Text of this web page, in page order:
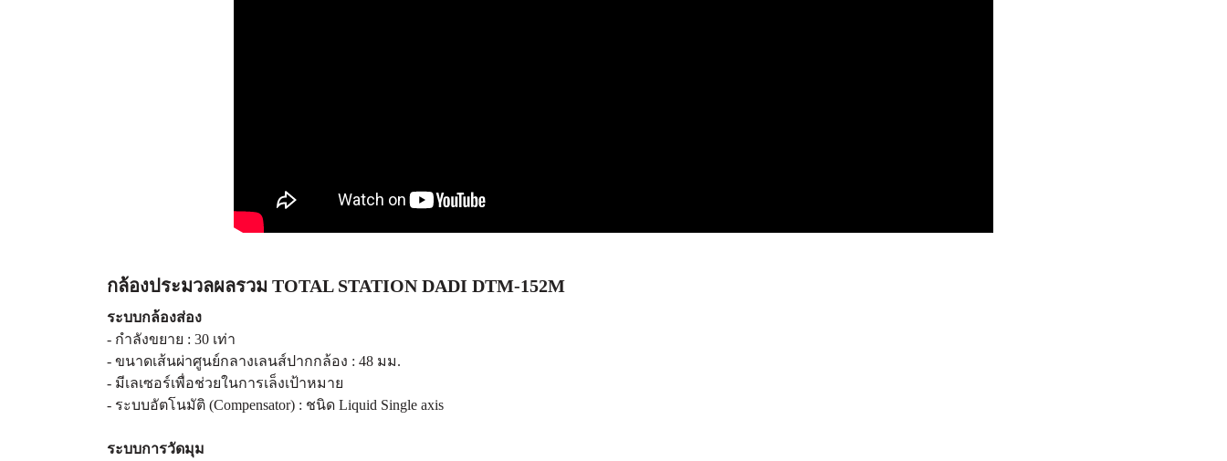
กล้องประมวลผลรวม TOTAL STATION DADI DTM-152M
ระบบกล้องส่อง
- กำลังขยาย : 30 เท่า
- ขนาดเส้นผ่าศูนย์กลางเลนส์ปากกล้อง : 48 มม.
- มีเลเซอร์เพื่อช่วยในการเล็งเป้าหมาย
- ระบบอัตโนมัติ (Compensator) : ชนิด Liquid Single axis
ระบบการวัดมุม